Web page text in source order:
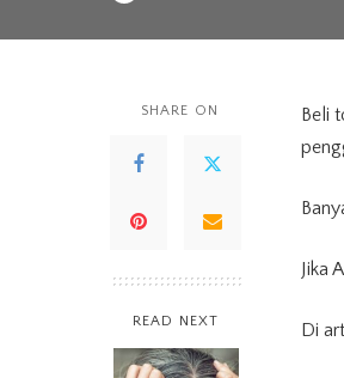
SHARE ON
READ NEXT
Beli
Jika
Di